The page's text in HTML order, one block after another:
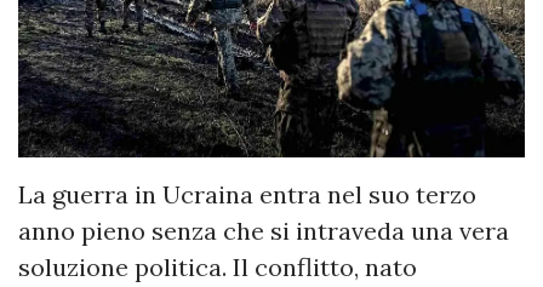
La guerra in Ucraina entra nel suo terzo
anno pieno senza che si intraveda una vera
soluzione politica. Il conflitto, nato